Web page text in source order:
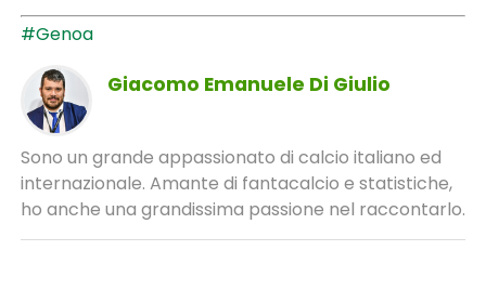
#Genoa
Giacomo Emanuele Di Giulio
Sono un grande appassionato di calcio italiano ed
internazionale. Amante di fantacalcio e statistiche,
ho anche una grandissima passione nel raccontarlo.